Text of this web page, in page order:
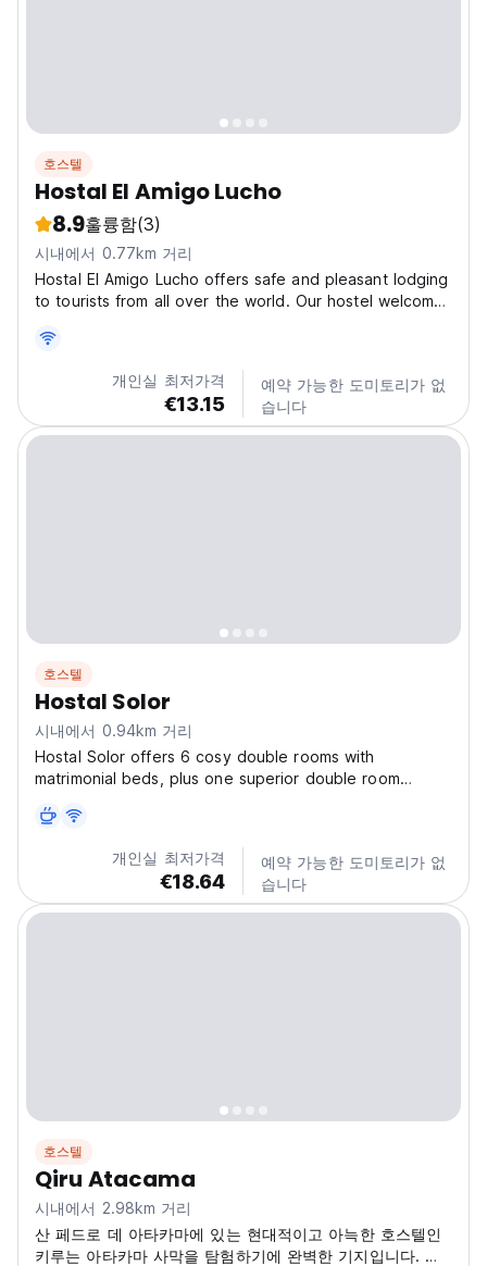
호스텔
Hostal El Amigo Lucho
8.9훌륭함(3)
시내에서 0.77km 거리
Hostal El Amigo Lucho offers safe and pleasant lodging
to tourists from all over the world. Our hostel welcomes
people. Each room has a private bathroom, towels for
each guest, soap, heating, hot and cold...
개인실 최저가격
€13.15
예약 가능한 도미토리가 없
습니다
호스텔
Hostal Solor
시내에서 0.94km 거리
Hostal Solor offers 6 cosy double rooms with
matrimonial beds, plus one superior double room
families or small groups, we also have a fully equipped
apartment that comfortably accommodates up to 4
개인실 최저가격
€18.64
예약 가능한 도미토리가 없
습니다
호스텔
Qiru Atacama
시내에서 2.98km 거리
산 페드로 데 아타카마에 있는 현대적이고 아늑한 호스텔인
키루는 아타카마 사막을 탐험하기에 완벽한 기지입니다. 편